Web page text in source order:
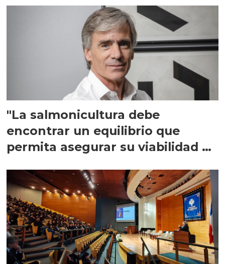
"La salmonicultura debe
encontrar un equilibrio que
permita asegurar su viabilidad de